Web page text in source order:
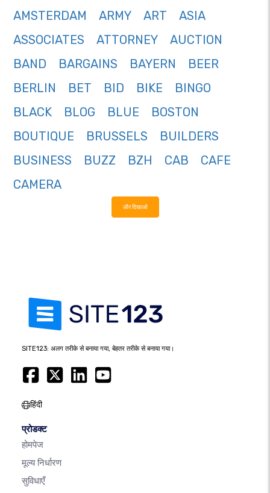
AMSTERDAM
ARMY ART
ASIA
ASSOCIATES
ATTORNEY
AUCTION
BAND
BARGAINS BAYERN
BEER
BERLIN
BET BID BIKE
BINGO
BLACK
BLOG BLUE
BOSTON
BOUTIQUE
BRUSSELS
BUILDERS
BUSINESS
BUZZ BZH CAB
CAFE
CAMERA
और दिखाओ
SITE123: अलग तरीके से बनाया गया, बेहतर तरीके से बनाया गया।
हिंदी
प्रोडक्ट
होमपेज
मूल्य निर्धारण
सुविधाएँ